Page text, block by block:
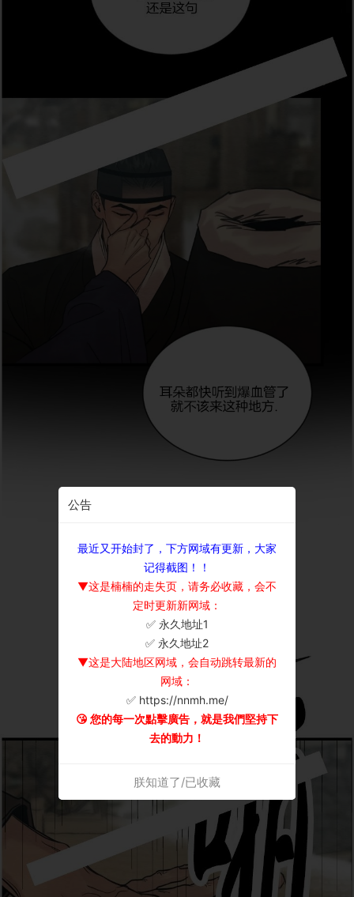
公告
最近又开始封了，下方网域有更新，大家
记得截图！！
▼这是楠楠的走失页，请务必收藏，会不
定时更新新网域：
✅ 永久地址1
✅ 永久地址2
▼这是大陆地区网域，会自动跳转最新的
网域：
✅ https://nnmh.me/
😘 您的每一次點擊廣告，就是我們堅持下
去的動力！
朕知道了/已收藏